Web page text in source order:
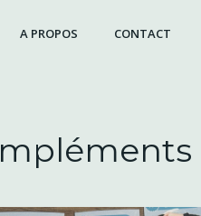
A PROPOS CONTACT